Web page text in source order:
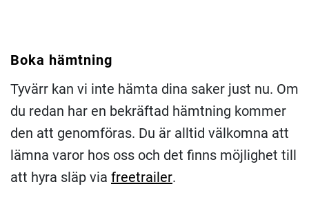
Boka hämtning
Tyvärr kan vi inte hämta dina saker just nu. Om
du redan har en bekräftad hämtning kommer
den att genomföras. Du är alltid välkomna att
lämna varor hos oss och det finns möjlighet till
att hyra släp via freetrailer.